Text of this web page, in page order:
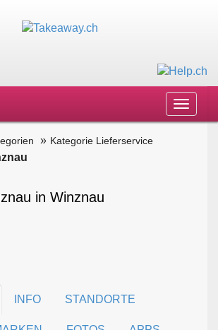
Toggle
Kategorie Lieferservice
in Winznau
INFO STANDORTE